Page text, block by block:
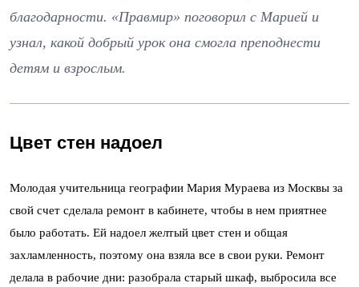
благодарности. «Правмир» поговорил с Марией и
узнал, какой добрый урок она смогла преподнести
детям и взрослым.
Цвет стен надоел
Молодая учительница географии Мария Мураева из Москвы за
свой счет сделала ремонт в кабинете, чтобы в нем приятнее
было работать. Ей надоел желтый цвет стен и общая
захламленность, поэтому она взяла все в свои руки. Ремонт
делала в рабочие дни: разобрала старый шкаф, выбросила все